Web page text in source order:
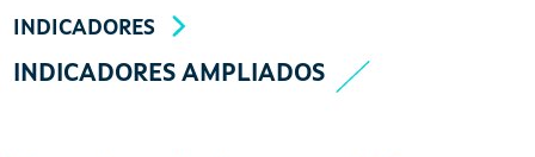
INDICADORES
INDICADORES AMPLIADOS